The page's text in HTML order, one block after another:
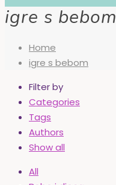
igre s bebom
Home
igre s bebom
Filter by
Categories
Tags
Authors
Show all
All